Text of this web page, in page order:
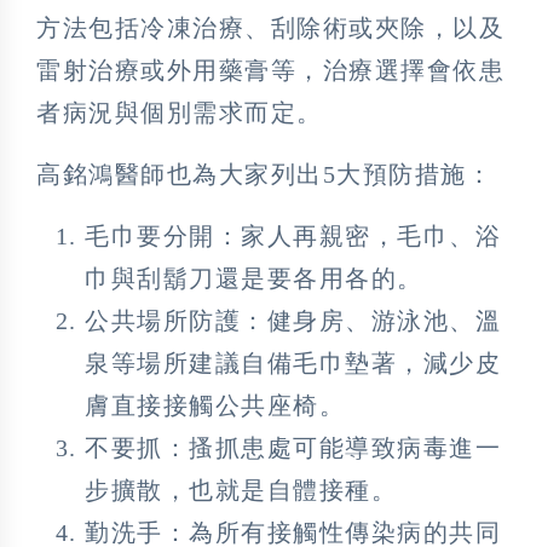
方法包括冷凍治療、刮除術或夾除，以及
雷射治療或外用藥膏等，治療選擇會依患
者病況與個別需求而定。
高銘鴻醫師也為大家列出5大預防措施：
毛巾要分開：家人再親密，毛巾、浴
巾與刮鬍刀還是要各用各的。
公共場所防護：健身房、游泳池、溫
泉等場所建議自備毛巾墊著，減少皮
膚直接接觸公共座椅。
不要抓：搔抓患處可能導致病毒進一
步擴散，也就是自體接種。
勤洗手：為所有接觸性傳染病的共同